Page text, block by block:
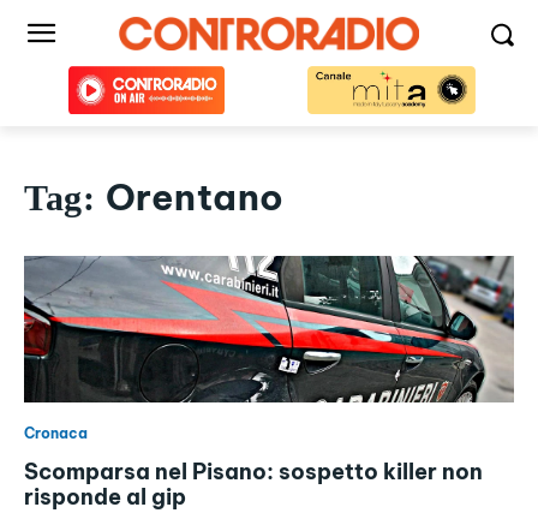
Tag: Orentano
Cronaca
Scomparsa nel Pisano: sospetto killer non
risponde al gip